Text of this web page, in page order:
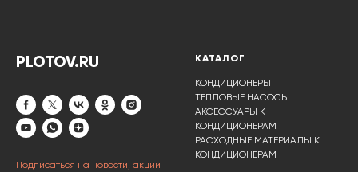
PLOTOV.RU
Подписаться на новости, акции
КАТАЛОГ
КОНДИЦИОНЕРЫ
ТЕПЛОВЫЕ НАСОСЫ
АКСЕССУАРЫ К
КОНДИЦИОНЕРАМ
РАСХОДНЫЕ МАТЕРИАЛЫ К
КОНДИЦИОНЕРАМ